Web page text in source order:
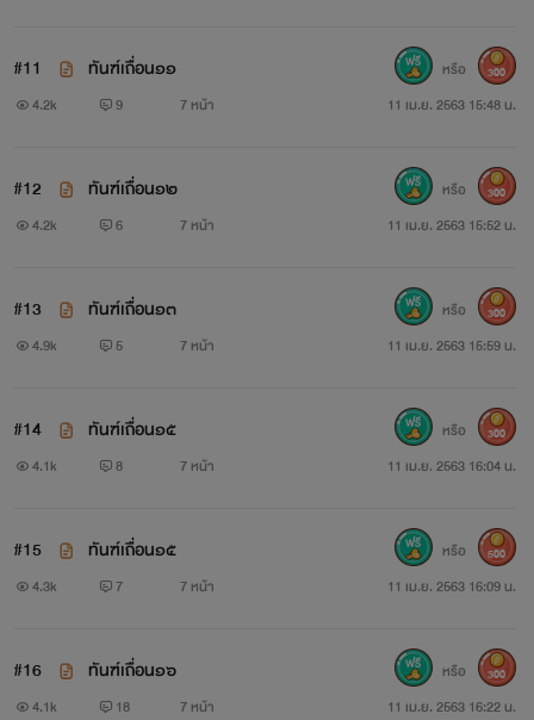
￼
หล่อนมีศักดิ์เป็นพี่สาวของมิลญา เป็นเพื่อนรักของริต้าแฟน
สาวของเจฟ ทำงานเป็นแอร์โฮสเตสอยู่สายการบินเดียวกับเจฟ
นิสัยเก่งฉลาด หล่อนสวยและเฉิดฉายแต่แอบชอบว่าที่สามีของ
เพื่อนรัก เธอจึงทำทุกอย่างเพื่อให้ได้เขามา
ฝากนิยายเรื่องนี้ไว้ในอ้อมใจผู้อ่านด้วยนะคะ พระเอกเรื่องนี้
#ขออนุญาตเจ้าของภาพด้วยนะคะ #นิยายเรื่องนี้เกิดจาก
เปลี่ยนชื่อพระเอก<
#11 ทันฑ์เถื่อน๑๑
4.2k 9 7 หน้า 11 เม.ย. 2563 15:48 น.
หรือ 300
#12 ทันฑ์เถื่อน๑๒
4.2k 6 7 หน้า 11 เม.ย. 2563 15:52 น.
หรือ 300
#13 ทันฑ์เถื่อน๑๓
4.9k 5 7 หน้า 11 เม.ย. 2563 15:59 น.
หรือ 300
#14 ทันฑ์เถื่อน๑๕
4.1k 8 7 หน้า 11 เม.ย. 2563 16:04 น.
หรือ 300
#15 ทันฑ์เถื่อน๑๕
4.3k 7 7 หน้า 11 เม.ย. 2563 16:09 น.
หรือ 500
#16 ทันฑ์เถื่อน๑๖
4.1k 18 7 หน้า 11 เม.ย. 2563 16:22 น.
หรือ 300